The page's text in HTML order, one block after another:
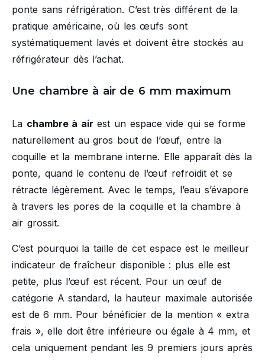
ponte sans réfrigération. C’est très différent de la
pratique américaine, où les œufs sont
systématiquement lavés et doivent être stockés au
réfrigérateur dès l’achat.
Une chambre à air de 6 mm maximum
La chambre à air est un espace vide qui se forme
naturellement au gros bout de l’œuf, entre la
coquille et la membrane interne. Elle apparaît dès la
ponte, quand le contenu de l’œuf refroidit et se
rétracte légèrement. Avec le temps, l’eau s’évapore
à travers les pores de la coquille et la chambre à
air grossit.
C’est pourquoi la taille de cet espace est le meilleur
indicateur de fraîcheur disponible : plus elle est
petite, plus l’œuf est récent. Pour un œuf de
catégorie A standard, la hauteur maximale autorisée
est de 6 mm. Pour bénéficier de la mention « extra
frais », elle doit être inférieure ou égale à 4 mm, et
cela uniquement pendant les 9 premiers jours après